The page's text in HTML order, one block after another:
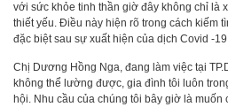
với sức khỏe tinh thần giờ đây không chỉ là
thiết yếu. Điều này hiện rõ trong cách kiếm
đặc biệt sau sự xuất hiện của dịch Covid -
Chị Dương Hồng Nga, đang làm việc tại
không thể lường được, gia đình tôi luôn
hội. Nhu cầu của chúng tôi bây giờ là muốn